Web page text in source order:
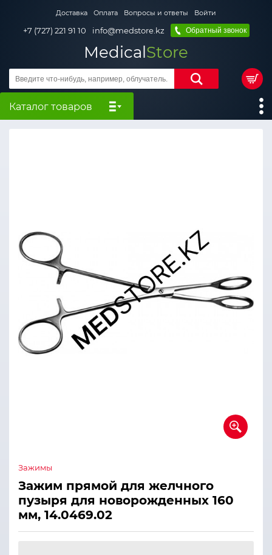
Доставка Оплата Вопросы и ответы Войти
+7 (727) 221 91 10 info@medstore.kz Обратный звонок
MedicalStore
Каталог товаров
Зажимы
Зажим прямой для желчного
пузыря для новорожденных 160
мм, 14.0469.02